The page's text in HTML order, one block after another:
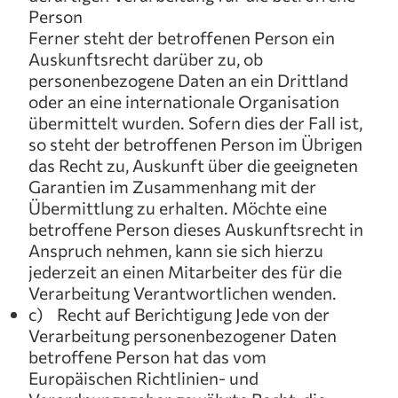
Person
Ferner steht der betroffenen Person ein
Auskunftsrecht darüber zu, ob
personenbezogene Daten an ein Drittland
oder an eine internationale Organisation
übermittelt wurden. Sofern dies der Fall ist,
so steht der betroffenen Person im Übrigen
das Recht zu, Auskunft über die geeigneten
Garantien im Zusammenhang mit der
Übermittlung zu erhalten. Möchte eine
betroffene Person dieses Auskunftsrecht in
Anspruch nehmen, kann sie sich hierzu
jederzeit an einen Mitarbeiter des für die
Verarbeitung Verantwortlichen wenden.
c) Recht auf Berichtigung Jede von der
Verarbeitung personenbezogener Daten
betroffene Person hat das vom
Europäischen Richtlinien- und